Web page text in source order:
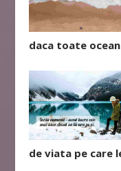
daca toate
de viata pe care